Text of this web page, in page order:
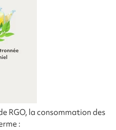
RGO, la consommation des
: